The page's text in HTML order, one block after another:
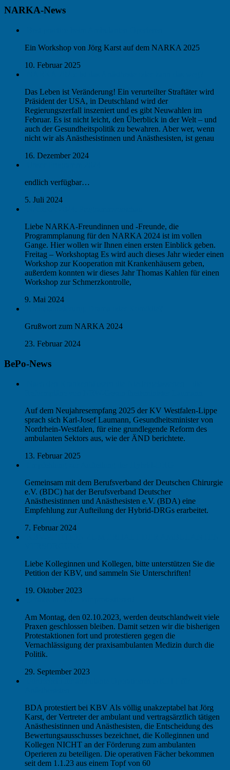
NARKA-News
Ein Workshop von Jörg Karst auf dem NARKA 2025
10. Februar 2025
Das Leben ist Veränderung! Ein verurteilter Straftäter wird
Präsident der USA, in Deutschland wird der
Regierungszerfall inszeniert und es gibt Neuwahlen im
Februar. Es ist nicht leicht, den Überblick in der Welt – und
auch der Gesundheitspolitik zu bewahren. Aber wer, wenn
nicht wir als Anästhesistinnen und Anästhesisten, ist genau
16. Dezember 2024
endlich verfügbar…
5. Juli 2024
Liebe NARKA-Freundinnen und -Freunde, die
Programmplanung für den NARKA 2024 ist im vollen
Gange. Hier wollen wir Ihnen einen ersten Einblick geben.
Freitag – Workshoptag Es wird auch dieses Jahr wieder einen
Workshop zur Kooperation mit Krankenhäusern geben,
außerdem konnten wir dieses Jahr Thomas Kahlen für einen
Workshop zur Schmerzkontrolle,
9. Mai 2024
Grußwort zum NARKA 2024
23. Februar 2024
BePo-News
Auf dem Neujahresempfang 2025 der KV Westfalen-Lippe
sprach sich Karl-Josef Laumann, Gesundheitsminister von
Nordrhein-Westfalen, für eine grundlegende Reform des
ambulanten Sektors aus, wie der ÄND berichtete.
13. Februar 2025
Gemeinsam mit dem Berufsverband der Deutschen Chirurgie
e.V. (BDC) hat der Berufsverband Deutscher
Anästhesistinnen und Anästhesisten e.V. (BDA) eine
Empfehlung zur Aufteilung der Hybrid-DRGs erarbeitet.
7. Februar 2024
Liebe Kolleginnen und Kollegen, bitte unterstützen Sie die
Petition der KBV, und sammeln Sie Unterschriften!
19. Oktober 2023
Am Montag, den 02.10.2023, werden deutschlandweit viele
Praxen geschlossen bleiben. Damit setzen wir die bisherigen
Protestaktionen fort und protestieren gegen die
Vernachlässigung der praxisambulanten Medizin durch die
Politik.
29. September 2023
BDA protestiert bei KBV Als völlig unakzeptabel hat Jörg
Karst, der Vertreter der ambulant und vertragsärztlich tätigen
Anästhesistinnen und Anästhesisten, die Entscheidung des
Bewertungsausschusses bezeichnet, die Kolleginnen und
Kollegen NICHT an der Förderung zum ambulanten
Operieren zu beteiligen. Die operativen Fächer bekommen
seit dem 1.1.23 aus einem Topf von 60